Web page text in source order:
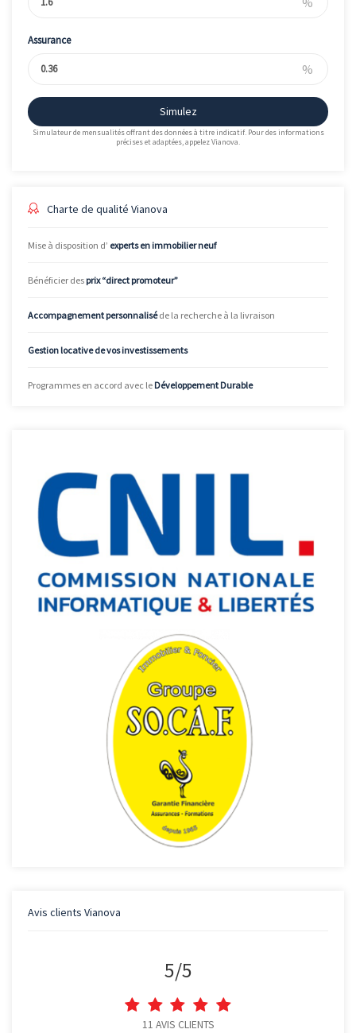
Assurance
%
Simulez
Simulateur de mensualités offrant des données à titre indicatif. Pour des informations
précises et adaptées, appelez Vianova.
Charte de qualité Vianova
Mise à disposition d’ experts en immobilier neuf
Bénéficier des prix “direct promoteur”
Accompagnement personnaliséde la recherche à la livraison
Gestion locative de vos investissements
Programmes en accord avec le Développement Durable
Avis clients Vianova
5/5
11 AVIS CLIENTS